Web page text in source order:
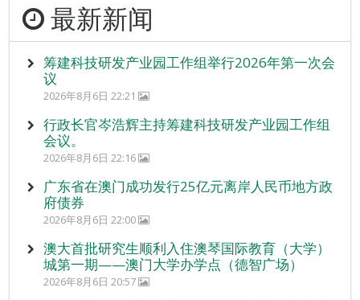
最新新闻
筹建科技研发产业园工作组举行2026年第一次会
议
2026年8月6日 22:21
行政长官岑浩辉主持筹建科技研发产业园工作组
会议。
2026年8月6日 22:16
广东省在澳门成功发行25亿元离岸人民币地方政
府债券
2026年8月6日 22:00
澳大首批研究生顺利入住澳琴国际教育（大学）
城第一期——澳门大学办学点（德智广场）
2026年8月6日 20:57